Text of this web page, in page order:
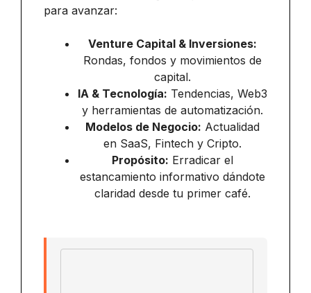
para avanzar:
Venture Capital & Inversiones:
Rondas, fondos y movimientos de
capital.
IA & Tecnología: Tendencias, Web3
y herramientas de automatización.
Modelos de Negocio: Actualidad
en SaaS, Fintech y Cripto.
Propósito: Erradicar el
estancamiento informativo dándote
claridad desde tu primer café.